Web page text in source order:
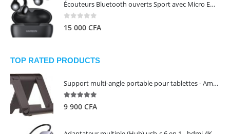
Écouteurs Bluetooth ouverts Sport avec Micro ENC IPX5 – HiTune S3 UGREEN 45785
0 out of 5
15 000 CFA
TOP RATED PRODUCTS
Support multi-angle portable pour tablettes - Amazon Basics
5.00out of 5
9 900 CFA